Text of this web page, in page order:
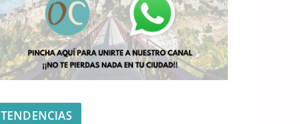
TENDENCIAS